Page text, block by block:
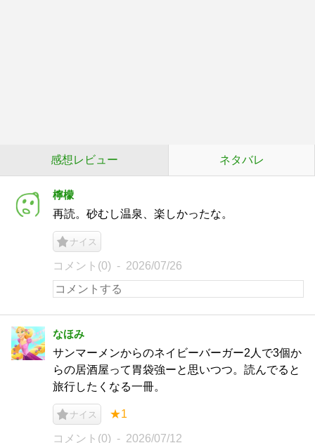
感想レビュー ネタバレ
檸檬
再読。砂むし温泉、楽しかったな。
ナイス
コメント(0) 2026/07/26
なほみ
サンマーメンからのネイビーバーガー2人で3個か
らの居酒屋って胃袋強ーと思いつつ。読んでると
旅行したくなる一冊。
ナイス ★1
コメント(0) 2026/07/12